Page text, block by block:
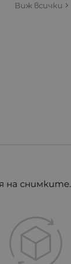
Виж всички
на снимките.